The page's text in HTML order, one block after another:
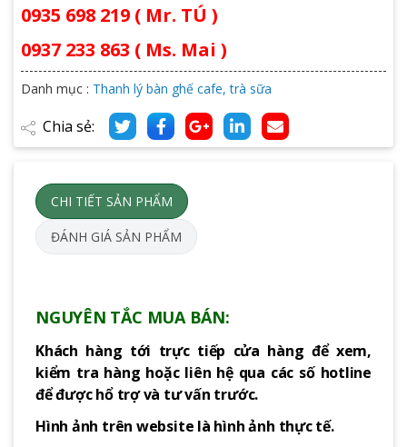
0935 698 219 ( Mr. TÚ )
0937 233 863 ( Ms. Mai )
Danh mục : Thanh lý bàn ghế cafe, trà sữa
Chia sẻ:
CHI TIẾT SẢN PHẨM
ĐÁNH GIÁ SẢN PHẨM
NGUYÊN TẮC MUA BÁN:
Khách hàng tới trực tiếp cửa hàng để xem,
kiểm tra hàng hoặc liên hệ qua các số hotline
để được hổ trợ và tư vấn trước.
Hình ảnh trên website là hình ảnh thực tế.